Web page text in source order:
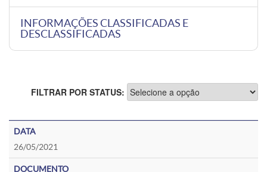
INFORMAÇÕES CLASSIFICADAS E
DESCLASSIFICADAS
FILTRAR POR STATUS:
26/05/2021